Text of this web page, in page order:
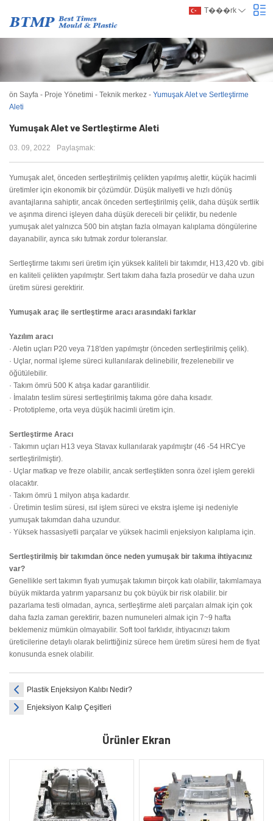
T���rk
ön Sayfa - Proje Yönetimi - Teknik merkez - Yumuşak Alet ve Sertleştirme
Aleti
Yumuşak Alet ve Sertleştirme Aleti
03. 09, 2022 Paylaşmak:
Yumuşak alet, önceden sertleştirilmiş çelikten yapılmış alettir, küçük hacimli
üretimler için ekonomik bir çözümdür. Düşük maliyetli ve hızlı dönüş
avantajlarına sahiptir, ancak önceden sertleştirilmiş çelik, daha düşük sertlik
ve aşınma direnci işleyen daha düşük dereceli bir çeliktir, bu nedenle
yumuşak alet yalnızca 500 bin atıştan fazla olmayan kalıplama döngülerine
dayanabilir, ayrıca sıkı tutmak zordur toleranslar.
Sertleştirme takımı seri üretim için yüksek kaliteli bir takımdır, H13,420 vb. gibi
en kaliteli çelikten yapılmıştır. Sert takım daha fazla prosedür ve daha uzun
üretim süresi gerektirir.
Yumuşak araç ile sertleştirme aracı arasındaki farklar
Yazılım aracı
· Aletin uçları P20 veya 718'den yapılmıştır (önceden sertleştirilmiş çelik).
· Uçlar, normal işleme süreci kullanılarak delinebilir, frezelenebilir ve
öğütülebilir.
· Takım ömrü 500 K atışa kadar garantilidir.
· İmalatın teslim süresi sertleştirilmiş takıma göre daha kısadır.
· Prototipleme, orta veya düşük hacimli üretim için.
Sertleştirme Aracı
· Takımın uçları H13 veya Stavax kullanılarak yapılmıştır (46 -54 HRC'ye
sertleştirilmiştir).
· Uçlar matkap ve freze olabilir, ancak sertleştikten sonra özel işlem gerekli
olacaktır.
· Takım ömrü 1 milyon atışa kadardır.
· Üretimin teslim süresi, ısıl işlem süreci ve ekstra işleme işi nedeniyle
yumuşak takımdan daha uzundur.
· Yüksek hassasiyetli parçalar ve yüksek hacimli enjeksiyon kalıplama için.
Sertleştirilmiş bir takımdan önce neden yumuşak bir takıma ihtiyacınız
var?
Genellikle sert takımın fiyatı yumuşak takımın birçok katı olabilir, takımlamaya
büyük miktarda yatırım yaparsanız bu çok büyük bir risk olabilir. bir
pazarlama testi olmadan, ayrıca, sertleştirme aleti parçaları almak için çok
daha fazla zaman gerektirir, bazen numuneleri almak için 7~9 hafta
beklemeniz mümkün olmayabilir. Soft tool farklıdır, ihtiyacınızı takım
üreticilerine detaylı olarak belirttiğiniz sürece hem üretim süresi hem de fiyat
konusunda esnek olabilir.
Plastik Enjeksiyon Kalıbı Nedir?
Enjeksiyon Kalıp Çeşitleri
Ürünler Ekran